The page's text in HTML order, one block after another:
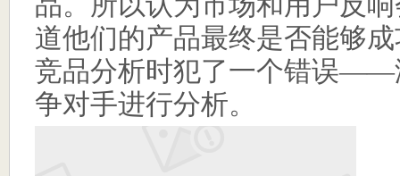
道他们的产品最终是否能够
竞品分析时犯了一个错误——
争对手进行分析。